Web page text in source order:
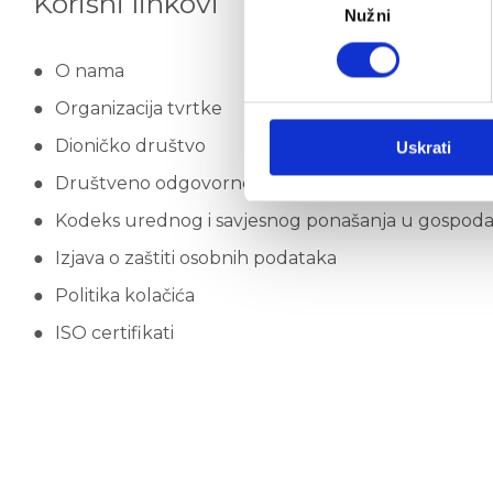
Nužni
Uskrati
O nama
Organizacija tvrtke
Dioničko društvo
Društveno odgovorno poslovanje
Kodeks urednog i savjesnog ponašanja u
Izjava o zaštiti osobnih podataka
Politika kolačića
ISO certifikati